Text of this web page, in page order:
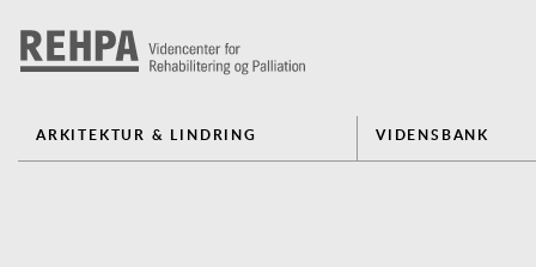
ARKITEKTUR & LINDRING VIDENSBANK